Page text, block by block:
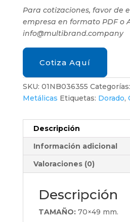
Para cotizaciones, favor de
empresa en formato PDF o
info@multibrand.company
Cotiza Aquí
SKU: 01NB036355 Categorías:
Metálicas Etiquetas: Dorado,
Descripción
Información adicional
Valoraciones (0)
Descripción
TAMAÑO:70×49 mm.